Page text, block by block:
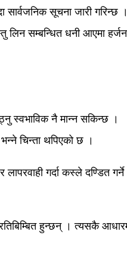
सूचना जारी गरिन्छ ।
लिन सम्बन्धित धनी आएमा
स्वभाविक नै मान्न सकिन्छ ।
चिन्ता थपिएको छ ।
गर्दा कस्ले दण्डित गर्ने
हुन्छन् । त्यसकै